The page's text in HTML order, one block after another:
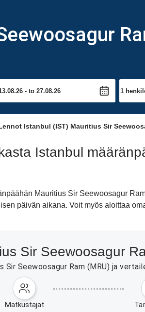
Istanbul (IST) Mauritius Sir
Istanbul
Mauritius Sir Seewoosagur
päivän aikana. Voit myös aloittaa
Sir Seewoosagur
Seewoosagur Ram (MRU) ja
matkustajat